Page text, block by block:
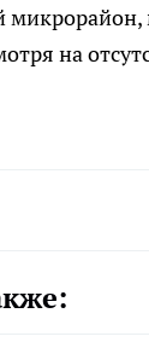
на